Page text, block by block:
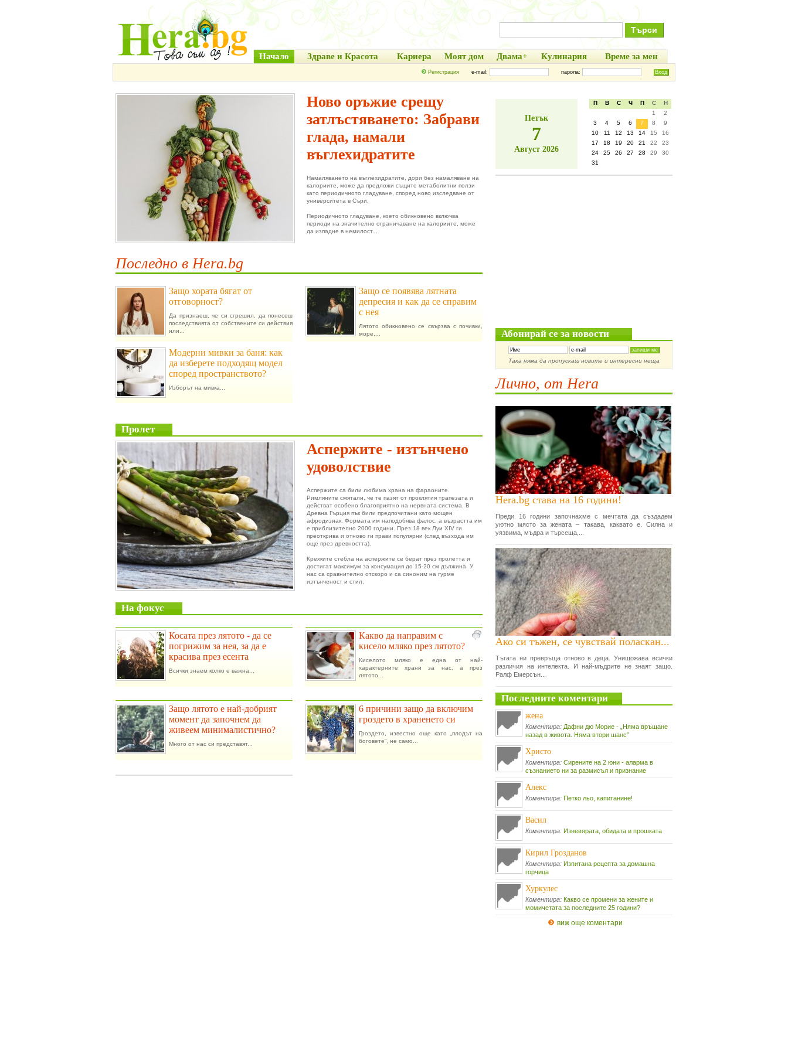
Начало Здраве и Красота Кариера Моят дом Двама+ Кулинария Време за мен
Регистрация e-mail: парола:
Ново оръжие срещу
затлъстяването: Забрави
глада, намали
въглехидратите
Намаляването на въглехидратите, дори без намаляване на
калориите, може да предложи същите метаболитни ползи
като периодичното гладуване, според ново изследване от
университета в Съри.
Периодичното гладуване, което обикновено включва
периоди на значително ограничаване на калориите, може
да изпадне в немилост...
Последно в Hera.bg
Защо хората бягат от
отговорност?
Да признаеш, че си сгрешил, да понесеш
последствията от собствените си действия
или...
Защо се появява лятната
депресия и как да се справим
с нея
Лятото обикновено се свързва с почивки,
море,...
Модерни мивки за баня: как
да изберете подходящ модел
според пространството?
Изборът на мивка...
Пролет
Аспержите - изтънчено
удоволствие
Аспержите са били любима храна на фараоните.
Римляните смятали, че те пазят от проклятия трапезата и
действат особено благоприятно на нервната система. В
Древна Гърция пък били предпочитани като мощен
афродизиак. Формата им наподобява фалос, а възрастта им
е приблизително 2000 години. През 18 век Луи XIV ги
преоткрива и отново ги прави популярни (след възхода им
още през древността).
Крехките стебла на аспержите се берат през пролетта и
достигат максимум за консумация до 15-20 см дължина. У
нас са сравнително отскоро и са синоним на гурме
изтънченост и стил.
На фокус
Косата през лятото - да се
погрижим за нея, за да е
красива през есента
Всички знаем колко е важна...
Какво да направим с
кисело мляко през лятото?
Киселото мляко е една от най-
характерните храни за нас, а през
лятото...
Защо лятото е най-добрият
момент да започнем да
живеем минималистично?
Много от нас си представят...
6 причини защо да включим
гроздето в храненето си
Гроздето, известно още като „плодът на
боговете“, не само...
Петък
7
Август 2026
П В С Ч П С
Н
1
2
3
4 5 6 7 8
9
10
11 12 13 14 15
16
17
18 19 20 21 22
23
24
25 26 27 28 29
30
31
Абонирай се за новости
Така няма да пропускаш новите и интересни неща
Лично, от Hera
Hera.bg става на 16 години!
Преди 16 години започнахме с мечтата да създадем
уютно място за жената – такава, каквато е. Силна и
уязвима, мъдра и търсеща,...
Ако си тъжен, се чувствай поласкан...
Тъгата ни превръща отново в деца. Унищожава всички
различия на интелекта. И най-мъдрите не знаят защо.
Ралф Емерсън...
Последните коментари
жена
Коментира: Дафни дю Морие - „Няма връщане
назад в живота. Няма втори шанс”
Христо
Коментира: Сирените на 2 юни - аларма в
съзнанието ни за размисъл и признание
Алекс
Коментира: Петко льо, капитанине!
Васил
Коментира: Изневярата, обидата и прошката
Кирил Грозданов
Коментира: Изпитана рецепта за домашна
горчица
Хуркулес
Коментира: Какво се промени за жените и
момичетата за последните 25 години?
виж още коментари